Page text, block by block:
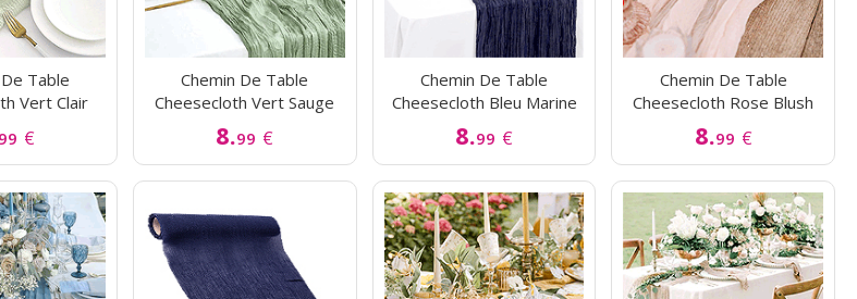
Table
Vert Clair
99 €
Chemin De Table
Cheesecloth Vert Sauge
8.99 €
Chemin De Table
Cheesecloth Bleu Marine
8.99 €
Chemin De Table
Cheesecloth Rose Blush
8.99 €